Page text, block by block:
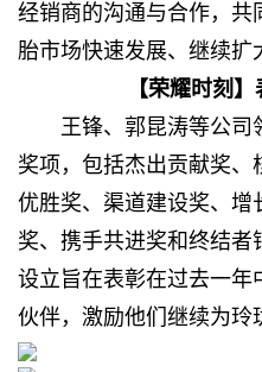
经销商的沟通与合作，共
胎市场快速发展、继续扩
【荣耀时刻
王锋、郭昆涛等公司
奖项，包括杰出贡献奖
优胜奖、渠道建设奖、增
奖、携手共进奖和终结者
设立旨在表彰在过去一年
伙伴，激励他们继续为玲